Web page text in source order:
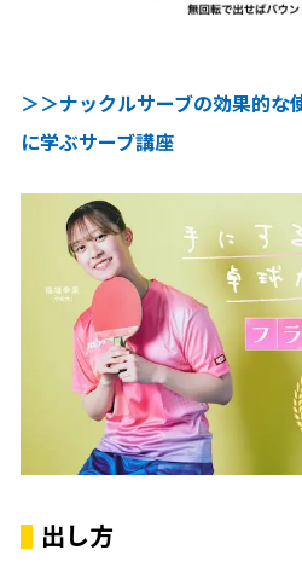
＞＞ナックルサーブの効果的な
に学ぶサーブ講座
出し方